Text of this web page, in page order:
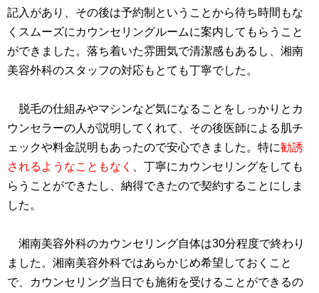
記入があり、その後は予約制ということから待ち時間もな
くスムーズにカウンセリングルームに案内してもらうこと
ができました。落ち着いた雰囲気で清潔感もあるし、湘南
美容外科のスタッフの対応もとても丁寧でした。
脱毛の仕組みやマシンなど気になることをしっかりとカ
ウンセラーの人が説明してくれて、その後医師による肌チ
ェックや料金説明もあったので安心できました。特に勧誘
されるようなこともなく
、丁寧にカウンセリングをしても
らうことができたし、納得できたので契約することにしま
した。
湘南美容外科のカウンセリング自体は30分程度で終わり
ました。湘南美容外科ではあらかじめ希望しておくこと
で、カウンセリング当日でも施術を受けることができるの